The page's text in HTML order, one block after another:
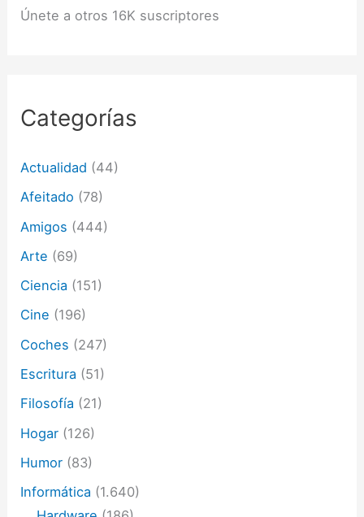
ó
r
r
e
e
c
r
n
c
Únete a otros 16K suscriptores
Categorías
Actualidad (44)
Afeitado (78)
Amigos (444)
Arte (69)
Ciencia (151)
Cine (196)
Coches (247)
Escritura (51)
Filosofía (21)
Hogar (126)
Humor (83)
Informática (1.640)